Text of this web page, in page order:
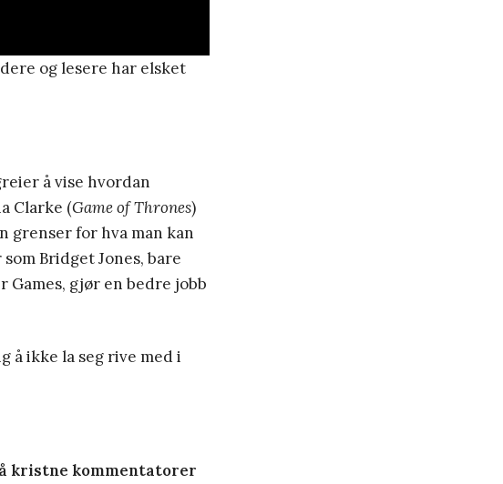
og lesere har elsket
å vise hvordan
Clarke (Game of Thrones)
grenser for hva man kan
Bridget Jones, bare
Games, gjør en bedre jobb
å ikke la seg rive med i
kristne kommentatorer